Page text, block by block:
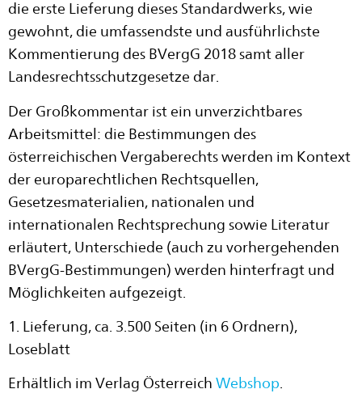
die erste Lieferung dieses Standardwerks, wie
gewohnt, die umfassendste und ausführlichste
Kommentierung des BVergG 2018 samt aller
Landesrechtsschutzgesetze dar.
Der Großkommentar ist ein unverzichtbares
Arbeitsmittel: die Bestimmungen des
österreichischen Vergaberechts werden im Kontext
der europarechtlichen Rechtsquellen,
Gesetzesmaterialien, nationalen und
internationalen Rechtsprechung sowie Literatur
erläutert, Unterschiede (auch zu vorhergehenden
BVergG-Bestimmungen) werden hinterfragt und
Möglichkeiten aufgezeigt.
1. Lieferung, ca. 3.500 Seiten (in 6 Ordnern),
Loseblatt
Erhältlich im Verlag Österreich Webshop.